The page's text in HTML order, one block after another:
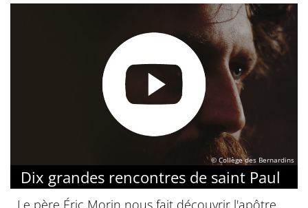
© Collège des Bernardins
Dix grandes rencontres de saint Paul
Le père Éric Morin nous fait découvrir l'apôtre